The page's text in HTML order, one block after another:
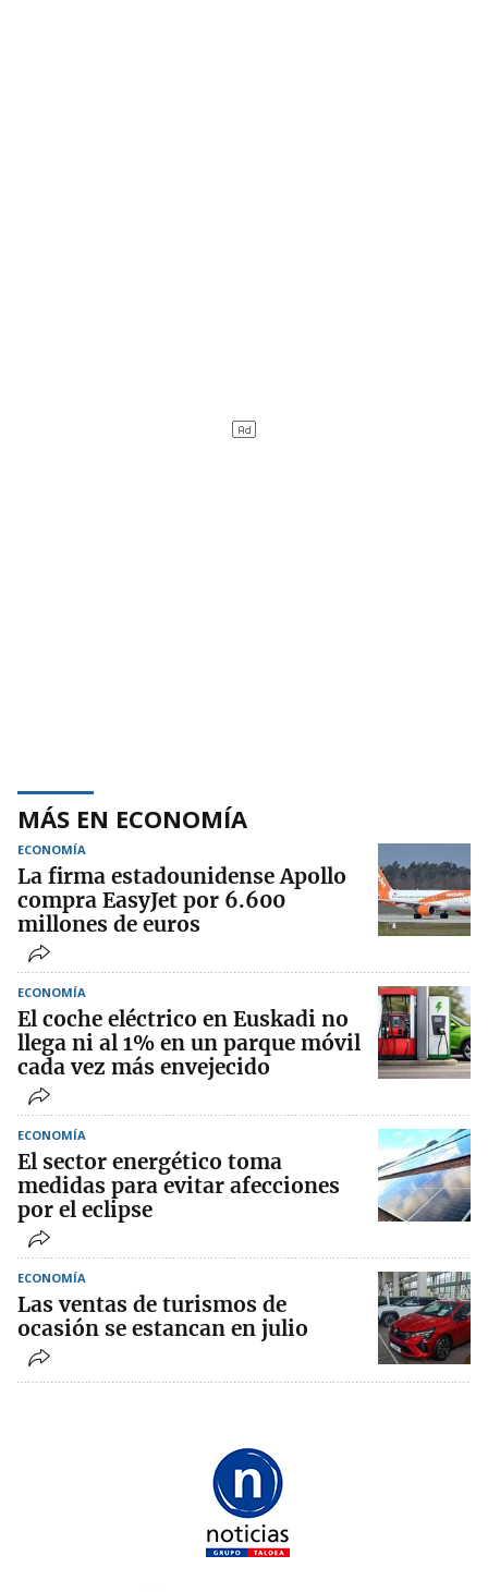
MÁS EN ECONOMÍA
ECONOMÍA
La firma estadounidense Apollo
compra EasyJet por 6.600
millones de euros
ECONOMÍA
El coche eléctrico en Euskadi no
llega ni al 1% en un parque móvil
cada vez más envejecido
ECONOMÍA
El sector energético toma
medidas para evitar afecciones
por el eclipse
ECONOMÍA
Las ventas de turismos de
ocasión se estancan en julio